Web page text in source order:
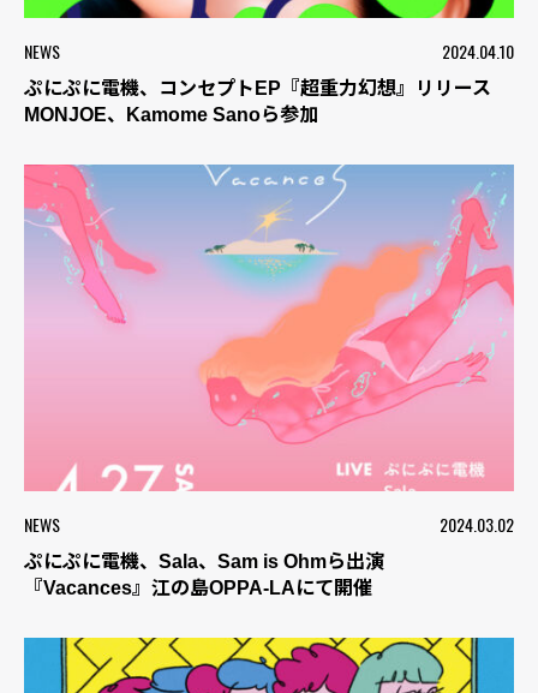
NEWS 2024.04.10
ぷにぷに電機、コンセプトEP『超重力幻想』リリース
MONJOE、Kamome Sanoら参加
NEWS 2024.03.02
ぷにぷに電機、Sala、Sam is Ohmら出演
『Vacances』江の島OPPA-LAにて開催